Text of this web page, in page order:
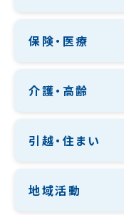
保険・医療
介護・高齢
引越・住まい
地域活動